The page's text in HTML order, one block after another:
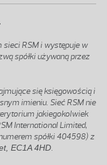
sieci RSM i występuje w
spółki używaną przez
się księgowością i
imieniu. Sieć RSM nie
jakiegokolwiek
International Limited,
spółki 404598) z
EC1A 4HD.